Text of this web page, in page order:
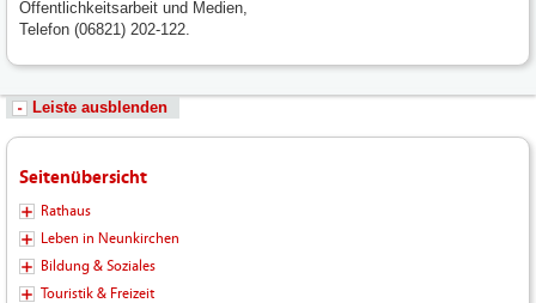
Öffentlichkeitsarbeit und Medien,
Telefon (06821) 202-122.
Leiste ausblenden
Seitenübersicht
Rathaus
Leben in Neunkirchen
Bildung & Soziales
Touristik & Freizeit